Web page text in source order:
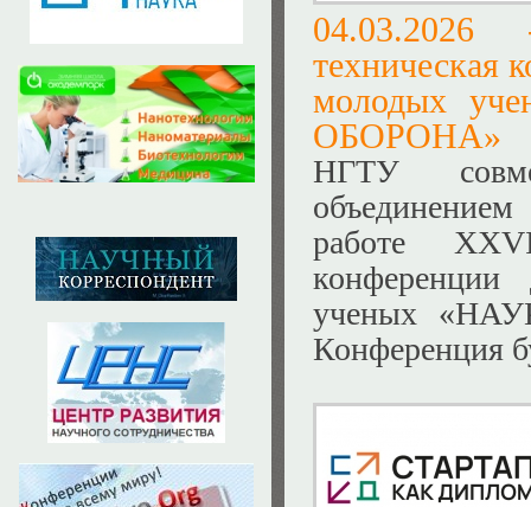
техническая
молодых
ОБОРОНА»
НГТУ
работе
ученых
Конференция